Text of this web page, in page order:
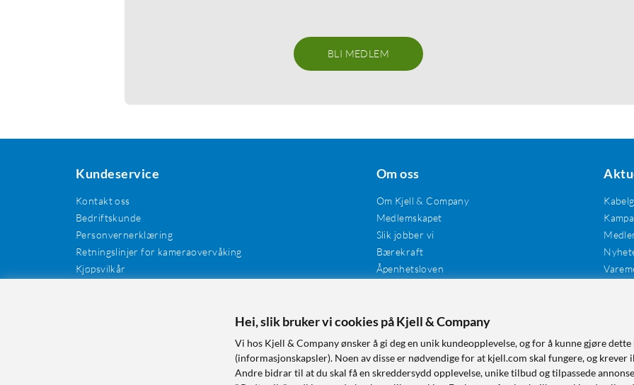
BLI MEDLEM
Kundeservice
Kontakt oss
Bedriftskunde
Personvernerklæring
Retningslinjer for kameraovervåking
Kjøpsvilkår
Om oss
Om Kjell & Company
Medlemskapet
Slik jobber vi
Bærekraft
Åpenhetsloven
Tilgjengelighet
Hei, slik bruker vi cookies på Kjell & Company
Vi hos Kjell & Company ønsker å gi deg en unik kundeopplevelse, og for å kunne gjøre
(informasjonskapsler). Noen av disse er nødvendige for at kjell.com skal fungere, og krever
Andre bidrar til at du skal få en skreddersydd opplevelse, unike tilbud og tilpassede